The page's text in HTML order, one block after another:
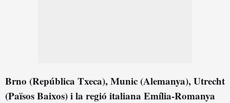
Brno (República Txeca), Munic (Alemanya), Utrecht
(Països Baixos) i la regió italiana Emília-Romanya